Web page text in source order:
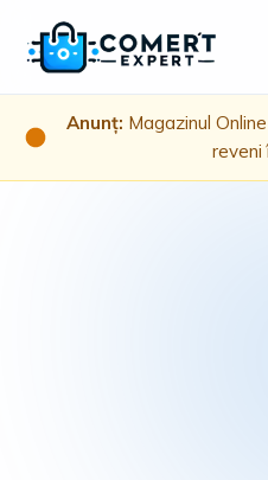
Anunț: Magazinul
reveni